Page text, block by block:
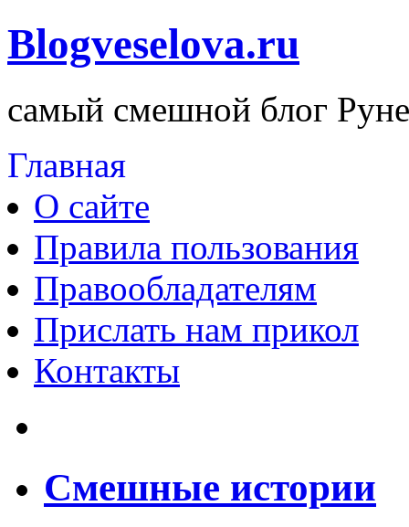
Blogveselova.ru
самый смешной блог
Главная
О сайте
Правила пользования
Правообладателям
Прислать нам прикол
Контакты
Смешные истории